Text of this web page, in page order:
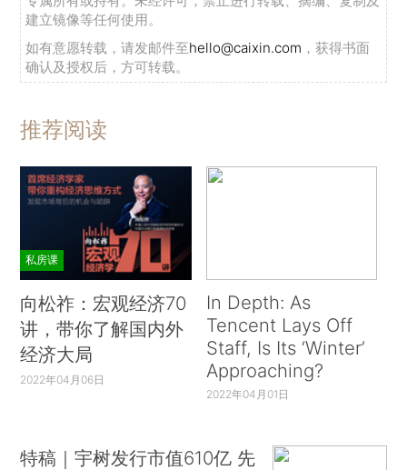
建立镜像等任何使用。
如有意愿转载，请发邮件至hello@caixin.com ，获得书面
确认及授权后，方可转载。
推荐阅读
私房课
向松祚：宏观经济70
讲，带你了解国内外
经济大局
2022年04月06日
In Depth: As
Tencent Lays Off
Staff, Is Its ‘Winter’
Approaching?
2022年04月01日
特稿｜宇树发行市值610亿 先